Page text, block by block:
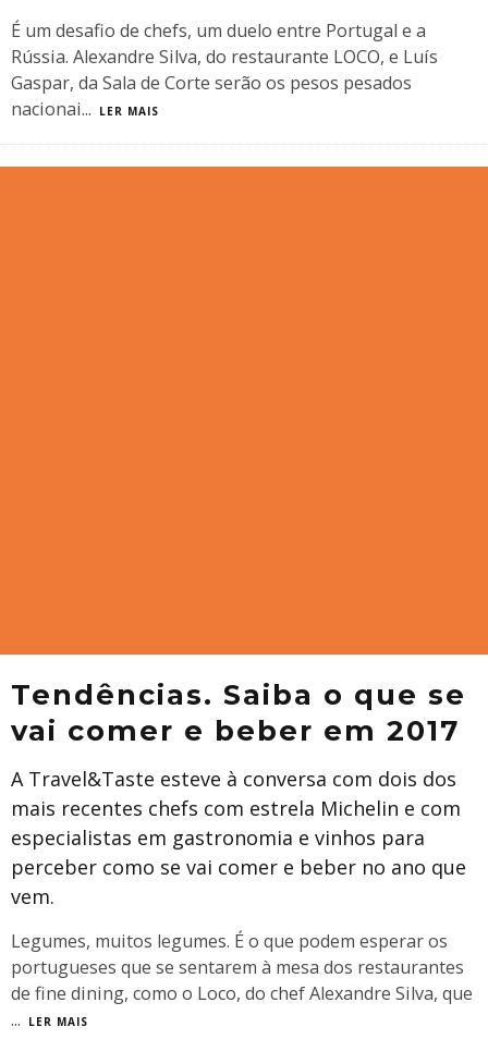
É um desafio de chefs, um duelo entre Portugal e a
Rússia. Alexandre Silva, do restaurante LOCO, e Luís
Gaspar, da Sala de Corte serão os pesos pesados
nacionai... LER MAIS
Tendências. Saiba o que se
vai comer e beber em 2017
A Travel&Taste esteve à conversa com dois dos
mais recentes chefs com estrela Michelin e com
especialistas em gastronomia e vinhos para
perceber como se vai comer e beber no ano que
vem.
Legumes, muitos legumes. É o que podem esperar os
portugueses que se sentarem à mesa dos restaurantes
de fine dining, como o Loco, do chef Alexandre Silva, que
...
LER MAIS